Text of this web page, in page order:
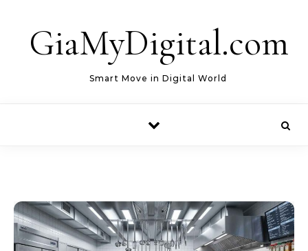
GiaMyDigital.com
Smart Move in Digital World